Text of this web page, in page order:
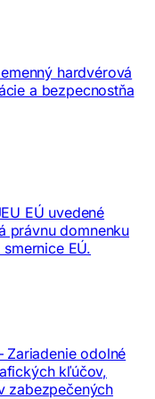
hardvérová
a bezpecnostňa
EÚ uvedené
právnu domnenku
EÚ.
odolné
kľúčov,
zabezpečených